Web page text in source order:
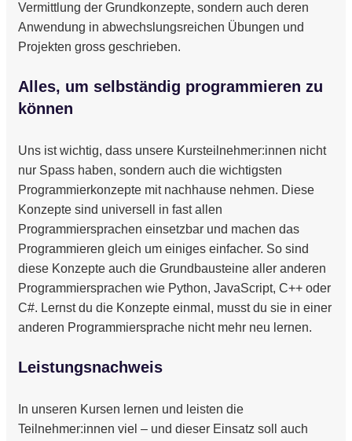
Vermittlung der Grundkonzepte, sondern auch deren
Anwendung in abwechslungsreichen Übungen und
Projekten gross geschrieben.
Alles, um selbständig programmieren zu
können
Uns ist wichtig, dass unsere Kursteilnehmer:innen nicht
nur Spass haben, sondern auch die wichtigsten
Programmierkonzepte mit nachhause nehmen. Diese
Konzepte sind universell in fast allen
Programmiersprachen einsetzbar und machen das
Programmieren gleich um einiges einfacher. So sind
diese Konzepte auch die Grundbausteine aller anderen
Programmiersprachen wie Python, JavaScript, C++ oder
C#. Lernst du die Konzepte einmal, musst du sie in einer
anderen Programmiersprache nicht mehr neu lernen.
Leistungsnachweis
In unseren Kursen lernen und leisten die
Teilnehmer:innen viel – und dieser Einsatz soll auch